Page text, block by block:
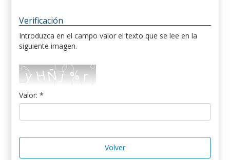
Verificación
Introduzca en el campo valor el texto que se lee en la
siguiente imagen.
Valor: *
Volver